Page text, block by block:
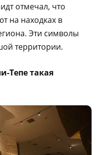
отмечал, что
на находках в
Эти символы
территории.
Тепе такая